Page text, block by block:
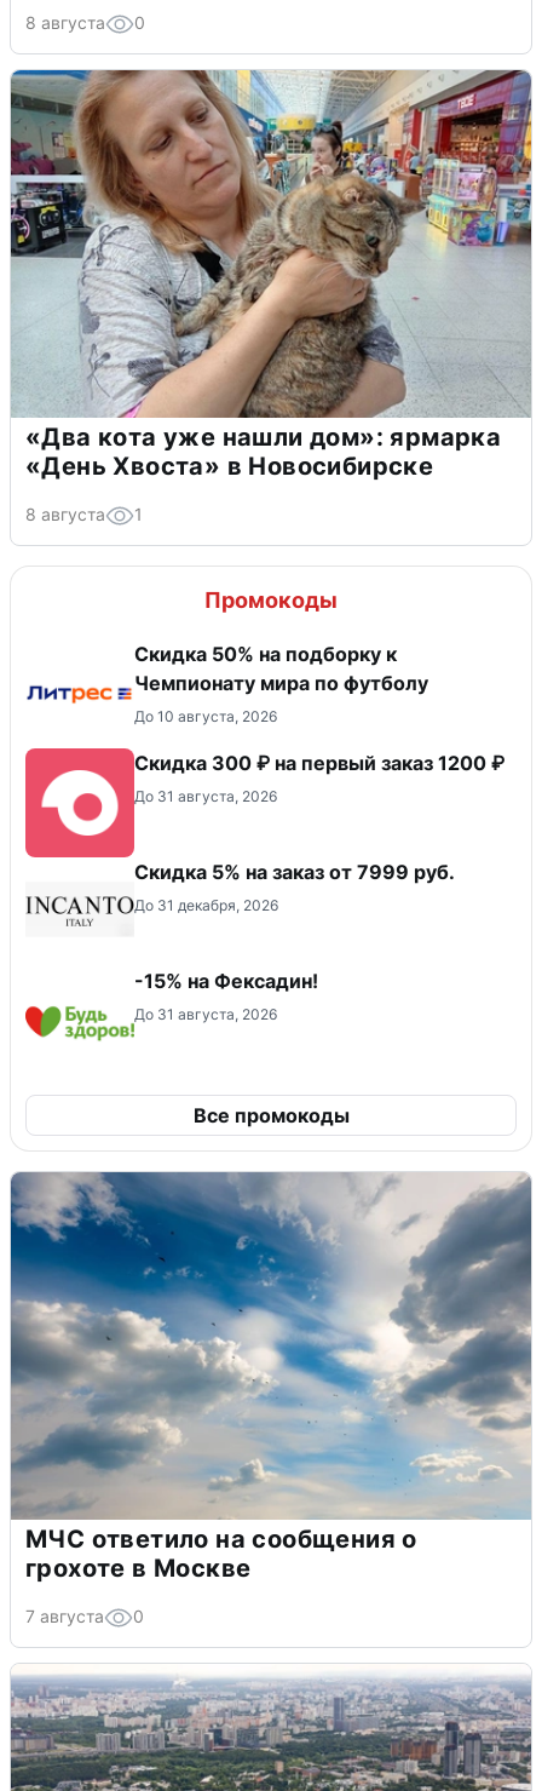
8 августа 0
«Два кота уже нашли дом»: ярмарка
«День Хвоста» в Новосибирске
8 августа 1
Промокоды
Скидка 50% на подборку к
Чемпионату мира по футболу
До 10 августа, 2026
Скидка 300 ₽ на первый заказ 1200 ₽
До 31 августа, 2026
Скидка 5% на заказ от 7999 руб.
До 31 декабря, 2026
-15% на Фексадин!
До 31 августа, 2026
Все промокоды
МЧС ответило на сообщения о
грохоте в Москве
7 августа 0